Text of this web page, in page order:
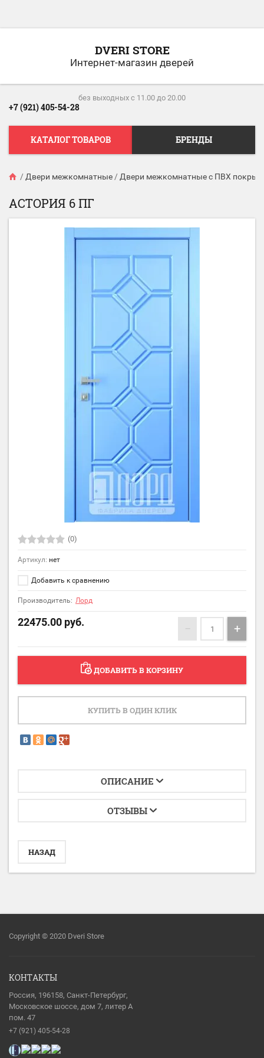
DVERI STORE
Интернет-магазин дверей
без выходных c 11.00 до 20.00
+7 (921) 405-54-28
КАТАЛОГ ТОВАРОВ БРЕНДЫ
/ Двери межкомнатные / Двери межкомнатные с ПВХ
АСТОРИЯ 6 ПГ
(0)
Артикул: нет
Добавить к сравнению
Производитель: Лорд
22475.00 руб. − +
ДОБАВИТЬ В КОРЗИНУ
КУПИТЬ В ОДИН КЛИК
ОПИСАНИЕ
ОТЗЫВЫ
НАЗАД
Copyright © 2020 Dveri Store
КОНТАКТЫ
Россия, 196158, Санкт-Петербург,
Московское шоссе, дом 7, литер А
пом. 47
+7 (921) 405-54-28